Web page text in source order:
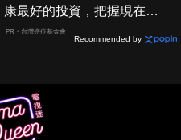
康最好的投資，把握現在不
嫌晚！
PR・台灣癌症基金會
Recommended by